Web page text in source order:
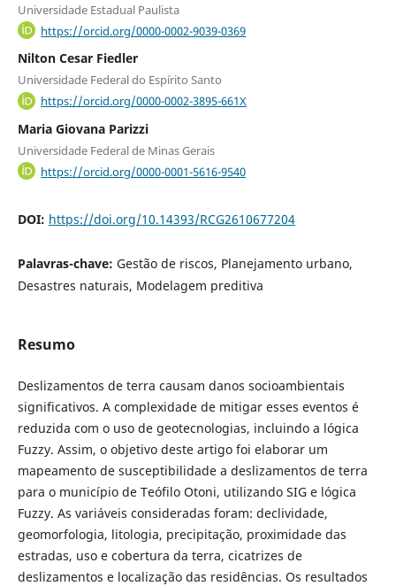
Universidade Estadual Paulista
https://orcid.org/0000-0002-9039-0369
Nilton Cesar Fiedler
Universidade Federal do Espírito Santo
https://orcid.org/0000-0002-3895-661X
Maria Giovana Parizzi
Universidade Federal de Minas Gerais
https://orcid.org/0000-0001-5616-9540
DOI: https://doi.org/10.14393/RCG2610677204
Palavras-chave: Gestão de riscos, Planejamento urbano,
Desastres naturais, Modelagem preditiva
Resumo
Deslizamentos de terra causam danos socioambientais
significativos. A complexidade de mitigar esses eventos é
reduzida com o uso de geotecnologias, incluindo a lógica
Fuzzy. Assim, o objetivo deste artigo foi elaborar um
mapeamento de susceptibilidade a deslizamentos de terra
para o município de Teófilo Otoni, utilizando SIG e lógica
Fuzzy. As variáveis consideradas foram: declividade,
geomorfologia, litologia, precipitação, proximidade das
estradas, uso e cobertura da terra, cicatrizes de
deslizamentos e localização das residências. Os resultados